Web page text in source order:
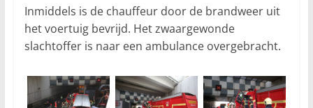
Inmiddels is de chauffeur door de brandweer uit
het voertuig bevrijd. Het zwaargewonde
slachtoffer is naar een ambulance overgebracht.